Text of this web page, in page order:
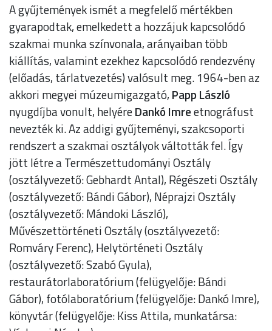
A gyűjtemények ismét a megfelelő mértékben
gyarapodtak, emelkedett a hozzájuk kapcsolódó
szakmai munka színvonala, arányaiban több
kiállítás, valamint ezekhez kapcsolódó rendezvény
(előadás, tárlatvezetés) valósult meg. 1964-ben az
akkori megyei múzeumigazgató, Papp László
nyugdíjba vonult, helyéreDankó Imreetnográfust
nevezték ki. Az addigi gyűjteményi, szakcsoporti
rendszert a szakmai osztályok váltották fel. Így
jött létre a Természettudományi Osztály
(osztályvezető: Gebhardt Antal), Régészeti Osztály
(osztályvezető: Bándi Gábor), Néprajzi Osztály
(osztályvezető: Mándoki László),
Művészettörténeti Osztály (osztályvezető:
Romváry Ferenc), Helytörténeti Osztály
(osztályvezető: Szabó Gyula),
restaurátorlaboratórium (felügyelője: Bándi
Gábor), fotólaboratórium (felügyelője: Dankó Imre),
könyvtár (felügyelője: Kiss Attila, munkatársa: